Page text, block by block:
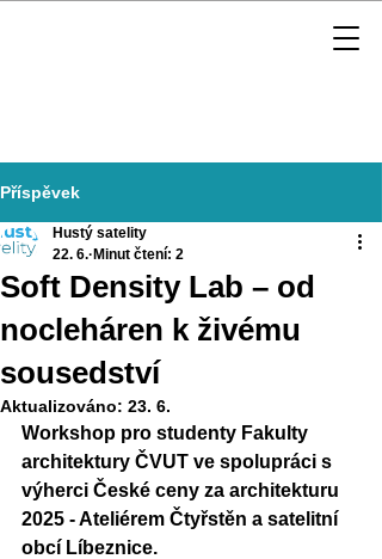
Příspěvek
Soft Density Lab – od
nocleháren k živému
sousedství
Hustý satelity
22. 6. Minut čtení: 2
Aktualizováno: 23. 6.
Workshop pro studenty Fakulty
architektury ČVUT ve spolupráci s
výherci České ceny za architekturu
2025 - Ateliérem Čtyřstěn a satelitní
obcí Líbeznice.